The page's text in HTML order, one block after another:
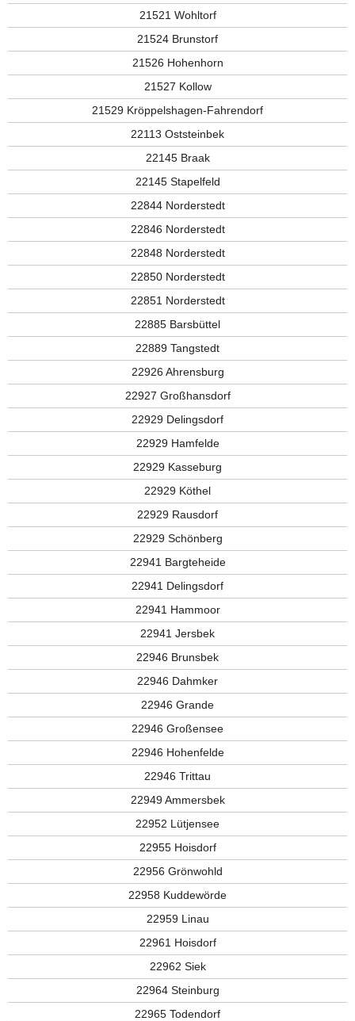
21521 Wohltorf
21524 Brunstorf
21526 Hohenhorn
21527 Kollow
21529 Kröppelshagen-Fahrendorf
22113 Oststeinbek
22145 Braak
22145 Stapelfeld
22844 Norderstedt
22846 Norderstedt
22848 Norderstedt
22850 Norderstedt
22851 Norderstedt
22885 Barsbüttel
22889 Tangstedt
22926 Ahrensburg
22927 Großhansdorf
22929 Delingsdorf
22929 Hamfelde
22929 Kasseburg
22929 Köthel
22929 Rausdorf
22929 Schönberg
22941 Bargteheide
22941 Delingsdorf
22941 Hammoor
22941 Jersbek
22946 Brunsbek
22946 Dahmker
22946 Grande
22946 Großensee
22946 Hohenfelde
22946 Trittau
22949 Ammersbek
22952 Lütjensee
22955 Hoisdorf
22956 Grönwohld
22958 Kuddewörde
22959 Linau
22961 Hoisdorf
22962 Siek
22964 Steinburg
22965 Todendorf